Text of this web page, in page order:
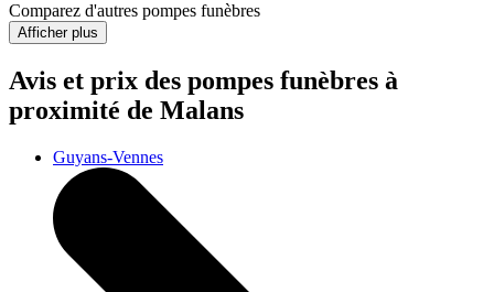
Comparez d'autres pompes funèbres
Afficher plus
Avis et prix des pompes funèbres à
proximité de Malans
Guyans-Vennes